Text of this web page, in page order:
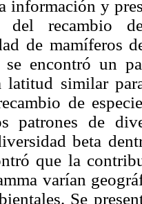
información y
del recambio
de mamíferos
se encontró un
latitud similar
de
patrones de
beta
que la
varían
Se